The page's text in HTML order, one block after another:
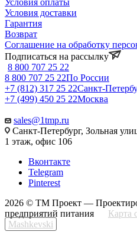
Условия оплаты
Условия доставки
Гарантия
Возврат
Соглашение на обработку
Подписаться на рассылку
8 800 707 25 22
8 800 707 25 22По России
+7 (812) 317 25 22Санкт-
+7 (499) 450 25 22Москва
sales@1tmp.ru
Санкт-Петербург, Зольная
1 этаж, офис 106
Вконтакте
Telegram
Pinterest
2026 © ТМ Проект —
предприятий питания
Карта
Mashkevski